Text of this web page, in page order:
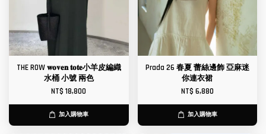
THE ROW 𝐰𝐨𝐯𝐞𝐧 𝐭𝐨𝐭𝐞小羊皮編織
水桶 小號 兩色
NT$ 18,800
加入購物車
Prada 26 春夏 蕾絲邊飾 亞麻迷
你連衣裙
NT$ 6,880
加入購物車